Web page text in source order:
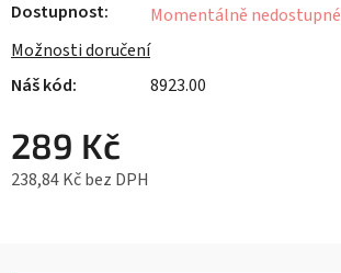
Dostupnost
Momentálně nedostupné
Možnosti doručení
8923.00
289 Kč
238,84 Kč bez DPH